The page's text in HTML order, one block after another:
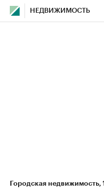
НЕДВИЖИМОСТЬ
Городская недвижимость⁠,